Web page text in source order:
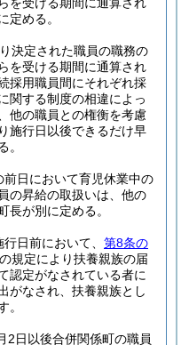
定める。
決定された職員の職務の
を受ける期間に通算され
採用職員間にそれぞれ採
関する制度の相違によっ
他の職員との権衡を考慮
施行日以後できるだけ早
。
日において育児休業中の
の昇給の取扱いは、他の
長が別に定める。
日前において、 第8条の
規定により扶養親族の届
認定がなされている者に
がなされ、扶養親族とし
。
2日以後合併関係町の職員